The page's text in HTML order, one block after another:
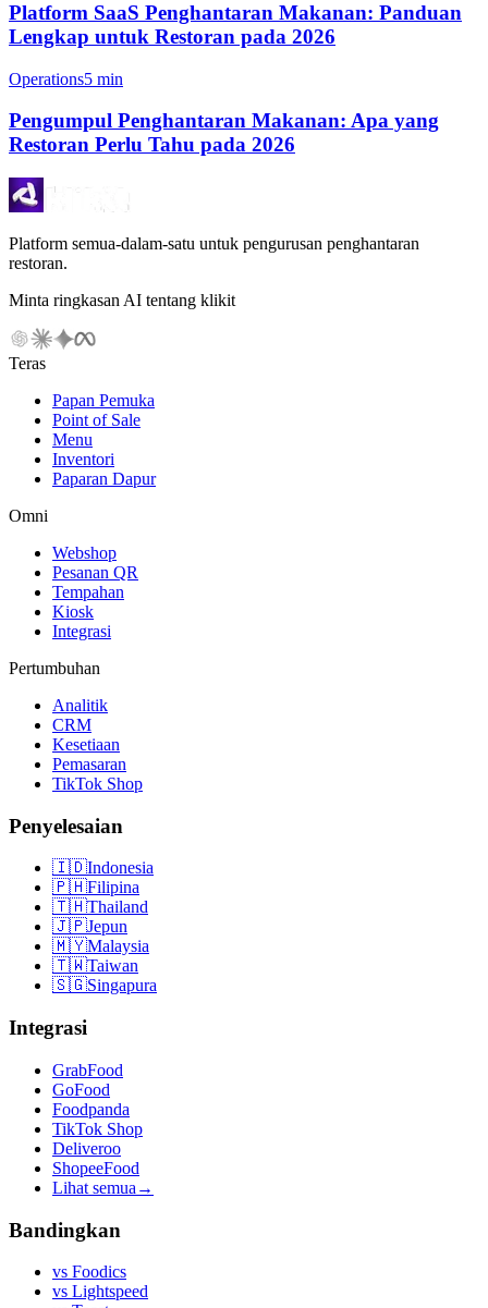
Platform SaaS Penghantaran Makanan: Panduan
Lengkap untuk Restoran pada 2026
Operations5 min
Pengumpul Penghantaran Makanan: Apa yang
Restoran Perlu Tahu pada 2026
Platform semua-dalam-satu untuk pengurusan penghantaran
restoran.
Minta ringkasan AI tentang klikit
Teras
Papan Pemuka
Point of Sale
Menu
Inventori
Paparan Dapur
Omni
Webshop
Pesanan QR
Tempahan
Kiosk
Integrasi
Pertumbuhan
Analitik
CRM
Kesetiaan
Pemasaran
TikTok Shop
Penyelesaian
🇮🇩Indonesia
🇵🇭Filipina
🇹🇭Thailand
🇯🇵Jepun
🇲🇾Malaysia
🇹🇼Taiwan
🇸🇬Singapura
Integrasi
GrabFood
GoFood
Foodpanda
TikTok Shop
Deliveroo
ShopeeFood
Lihat semua →
Bandingkan
vs Foodics
vs Lightspeed